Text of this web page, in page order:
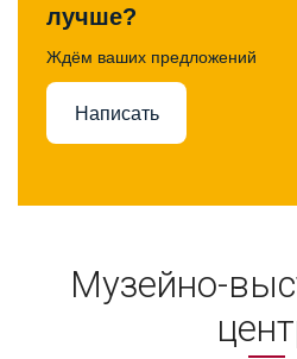
лучше?
Ждём ваших предложений
Написать
Музейно-